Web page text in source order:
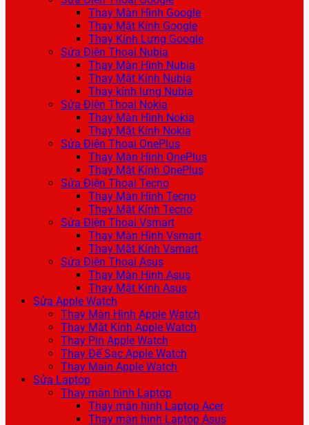
Thay Màn Hình Google
Thay Mặt Kính Google
Thay Kính Lưng Google
Sửa Điện Thoại Nubia
Thay Màn Hình Nubia
Thay Mặt Kính Nubia
Thay kính lưng Nubia
Sửa Điện Thoại Nokia
Thay Màn Hình Nokia
Thay Mặt Kính Nokia
Sửa Điện Thoại OnePlus
Thay Màn Hình OnePlus
Thay Mặt Kính OnePlus
Sửa Điện Thoại Tecno
Thay Màn Hình Tecno
Thay Mặt Kính Tecno
Sửa Điện Thoại Vsmart
Thay Màn Hình Vsmart
Thay Mặt Kính Vsmart
Sửa Điện Thoại Asus
Thay Màn Hình Asus
Thay Mặt Kính Asus
Sửa Apple Watch
Thay Màn Hình Apple Watch
Thay Mặt Kính Apple Watch
Thay Pin Apple Watch
Thay Đế Sạc Apple Watch
Thay Main Apple Watch
Sửa Laptop
Thay màn hình Laptop
Thay màn hình Laptop Acer
Thay màn hình Laptop Asus